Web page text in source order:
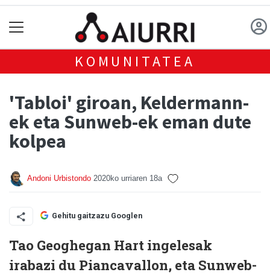
KOMUNITATEA
'Tabloi' giroan, Keldermann-
ek eta Sunweb-ek eman dute
kolpea
Andoni Urbistondo 2020ko urriaren 18a
Gehitu gaitzazu Googlen
Tao Geoghegan Hart ingelesak
irabazi du Piancavallon, eta Sunweb-